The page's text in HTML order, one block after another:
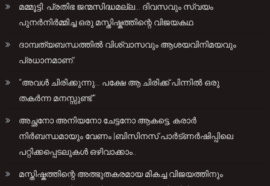
മമ്മൂട്ടി: പ്രതിഭ ജന്മസിദ്ധമല്ല… ദിവസവും സ്വയം
പുനർനിർമ്മിച്ച ഒരു മസ്തിഷ്കത്തിന്റെ വിജയകഥ
ദാമ്പത്യബന്ധത്തിൽ വിശ്വാസവും ആശയവിനിമയവും
പ്രധാനമാണ്.
“അവൾ ചിരിക്കുന്നു… പക്ഷേ ആ ചിരിക്ക് പിന്നിൽ ഒരു
തകർന്ന മനസ്സുണ്ട്.”
അച്ഛനോ അനിയനോ ചേട്ടനോ ആകട്ടെ, കരാർ
നിർബന്ധമായും വേണം |ബിസിനസ് പാർട്ണർഷിപ്പിലെ
പറ്റിക്കപ്പെടലുകൾ ഒഴിവാക്കാം..
മസ്തിഷ്കത്തിന്റെ അത്ഭുതകരമായ മികച്ച വിജയത്തിനും